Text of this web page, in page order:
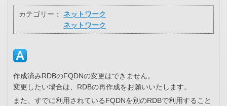
カテゴリー：
ネットワーク
ネットワーク
作成済みRDBのFQDNの変更はできません。
変更したい場合は、RDBの再作成をお願いいたします。
また、すでに利用されているFQDNを別のRDBで利用すること